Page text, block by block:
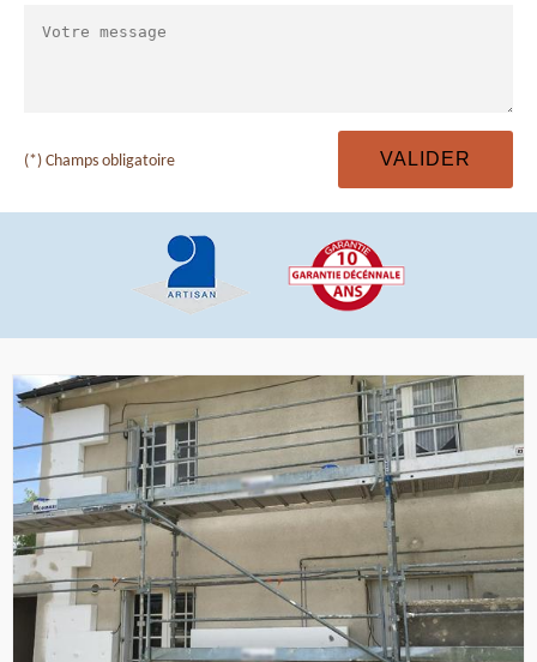
(*) Champs obligatoire